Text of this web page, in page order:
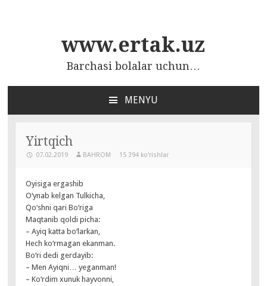
www.ertak.uz
Barchasi bolalar uchun…
MENYU
СОДЕРЖАНИЮ
Yirtqich
07.02.2019 BAHROM 15 394 ko‘rishlar
Oyisiga ergashib
O‘ynab kelgan Tulkicha,
Qo‘shni qari Bo‘riga
Maqtanib qoldi picha:
– Ayiq katta bo‘larkan,
Hech ko‘rmagan ekanman.
Bo‘ri dedi gerdayib:
– Men Ayiqni… yeganman!
– Ko‘rdim xunuk hayvonni,